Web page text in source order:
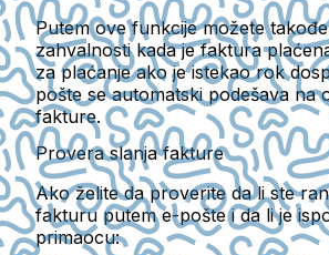
Putem ove funkcije možete
zahvalnosti kada je faktura
za plaćanje ako je istekao rok
pošte se automatski podešava na
fakture.
Provera slanja fakture
Ako želite da proverite da li ste
fakturu putem e-pošte i da li je
primaocu: